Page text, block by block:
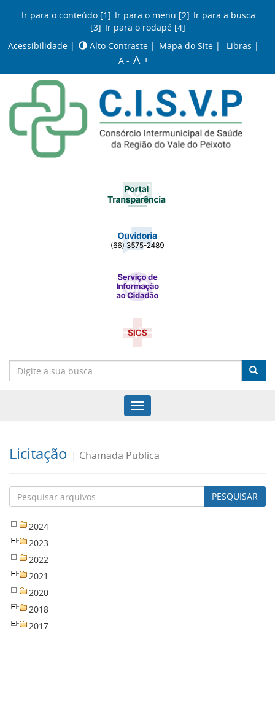
Ir para o conteúdo [1] Ir para o menu [2] Ir para a busca
[3] Ir para o rodapé [4]
Acessibilidade | Alto Contraste | Mapa do Site | Libras |
A - A +
Menu
de
Licitação | Chamada Publica
PESQUISAR
2024
2023
2022
2021
2020
2018
2017